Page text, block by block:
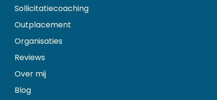
Sollicitatiecoaching
Outplacement
Organisaties
Reviews
Over mij
Blog